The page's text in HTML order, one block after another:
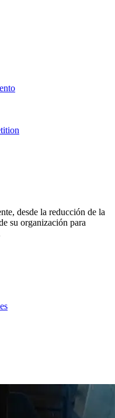
desde la reducción de la
su organización para